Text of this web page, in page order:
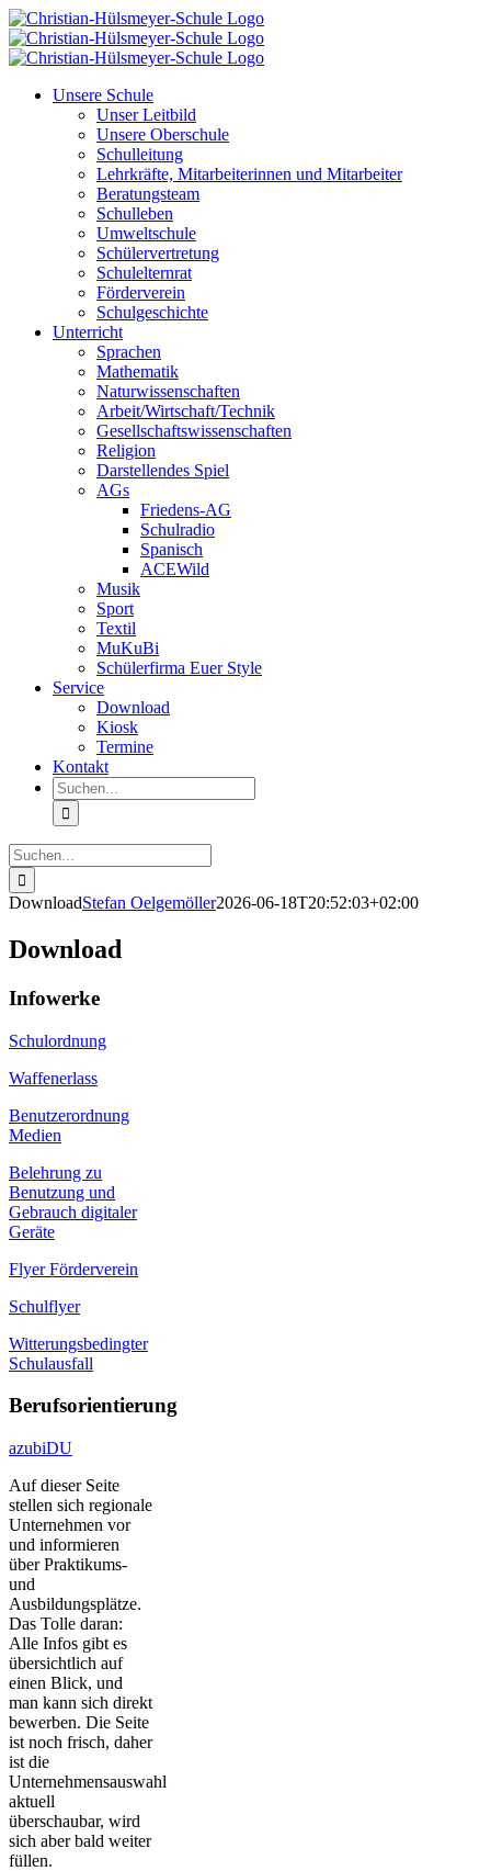
Zum
Inhalt
springen
Unsere Schule
Unser Leitbild
Unsere Oberschule
Schulleitung
Lehrkräfte, Mitarbeiterinnen und Mitarbeiter
Beratungsteam
Schulleben
Umweltschule
Schülervertretung
Schulelternrat
Förderverein
Schulgeschichte
Unterricht
Sprachen
Mathematik
Naturwissenschaften
Arbeit/Wirtschaft/Technik
Gesellschaftswissenschaften
Religion
Darstellendes Spiel
AGs
Friedens-AG
Schulradio
Spanisch
ACEWild
Musik
Sport
Textil
MuKuBi
Schülerfirma Euer Style
Service
Download
Kiosk
Termine
Kontakt
Suche
nach:
Suche
nach:
DownloadStefan Oelgemöller2026-06-18T20:52:03+02:00
Download
Infowerke
Schulordnung
Waffenerlass
Benutzerordnung
Medien
Belehrung zu
Benutzung und
Gebrauch digitaler
Geräte
Flyer Förderverein
Schulflyer
Witterungsbedingter
Schulausfall
Berufsorientierung
azubiDU
Auf dieser Seite
stellen sich regionale
Unternehmen vor
und informieren
über Praktikums-
und
Ausbildungsplätze.
Das Tolle daran:
Alle Infos gibt es
übersichtlich auf
einen Blick, und
man kann sich direkt
bewerben. Die Seite
ist noch frisch, daher
ist die
Unternehmensauswahl
aktuell
überschaubar, wird
sich aber bald weiter
füllen.